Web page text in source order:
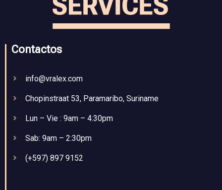
Contactos
info@vralex.com
Chopinstraat 53, Paramaribo, Suriname
Lun – Vie : 9am – 4:30pm
Sab: 9am – 2:30pm
(+597) 897 9152